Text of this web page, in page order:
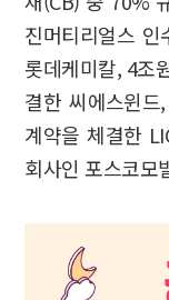
진머티리얼스
롯데케미칼, 4조
결한 씨에스윈드
계약을 체결한
회사인 포스코모